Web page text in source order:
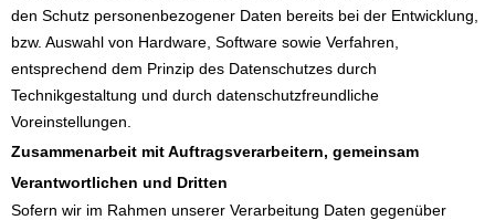
den Schutz personenbezogener Daten bereits bei der Entwicklung,
bzw. Auswahl von Hardware, Software sowie Verfahren,
entsprechend dem Prinzip des Datenschutzes durch
Technikgestaltung und durch datenschutzfreundliche
Voreinstellungen.
Zusammenarbeit mit Auftragsverarbeitern, gemeinsam
Verantwortlichen und Dritten
Sofern wir im Rahmen unserer Verarbeitung Daten gegenüber